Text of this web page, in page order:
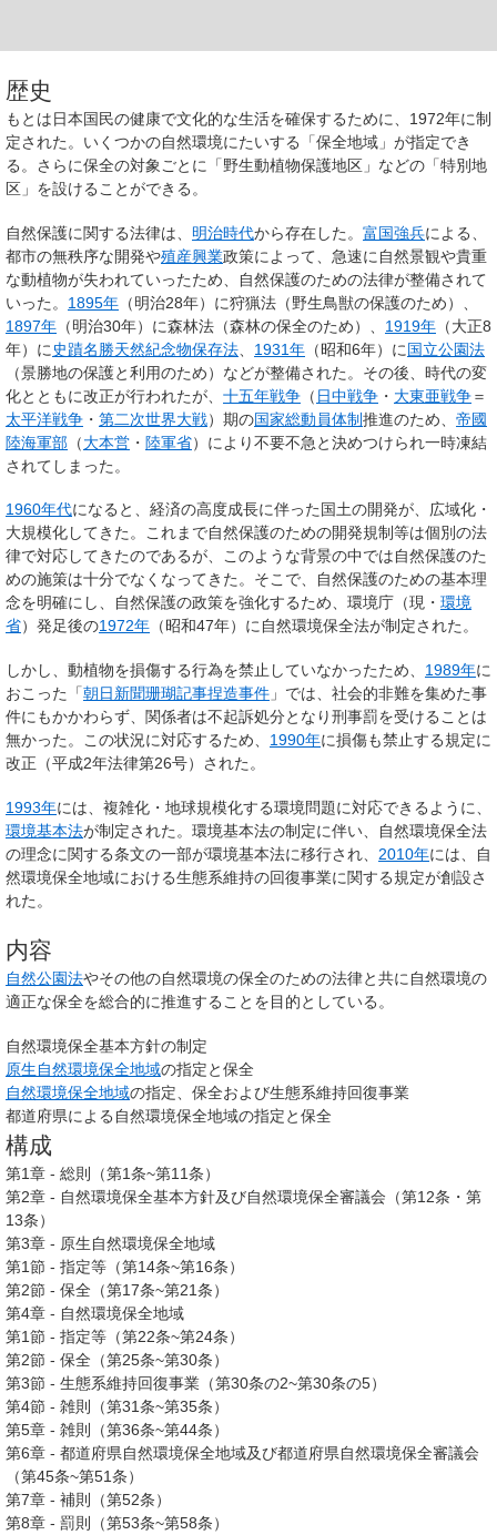
歴史
もとは日本国民の健康で文化的な生活を確保するために、1972年に制
定された。いくつかの自然環境にたいする「保全地域」が指定でき
る。さらに保全の対象ごとに「野生動植物保護地区」などの「特別地
区」を設けることができる。
自然保護に関する法律は、 明治時代から存在した。 富国強兵による、
都市の無秩序な開発や殖産興業政策によって、急速に自然景観や貴重
な動植物が失われていったため、自然保護のための法律が整備されて
いった。 1895年 （明治28年）に狩猟法 （野生鳥獣の保護のため）、
1897年 （明治30年）に森林法 （森林の保全のため）、 1919年 （大正8
年）に 史蹟名勝天然紀念物保存法 1931年 （昭和6年）に国立公園法
（景勝地の保護と利用のため）などが整備された。その後、時代の変
化とともに改正が行われたが、 十五年戦争 （ 日中戦争 ・ 大東亜戦争＝
太平洋戦争 ・ 第二次世界大戦）期の国家総動員体制推進のため、 帝國
陸海軍部 （大本営 ・ 陸軍省）により不要不急と決めつけられ一時凍結
されてしまった。
1960年代になると、経済の高度成長に伴った国土の開発が、広域化・
大規模化してきた。これまで自然保護のための開発規制等は個別の法
律で対応してきたのであるが、このような背景の中では自然保護のた
めの施策は十分でなくなってきた。そこで、自然保護のための基本理
念を明確にし、自然保護の政策を強化するため、環境庁（現・ 環境
省）発足後の1972年 （昭和47年）に自然環境保全法が制定された。
しかし、動植物を損傷する行為を禁止していなかったため、 1989年に
おこった「朝日新聞珊瑚記事捏造事件 」では、社会的非難を集めた事
件にもかかわらず、関係者は不起訴処分となり刑事罰を受けることは
無かった。この状況に対応するため、 1990年に損傷も禁止する規定に
改正（平成2年法律第26号）された。
1993年には、複雑化・地球規模化する環境問題に対応できるように、
環境基本法が制定された。環境基本法の制定に伴い、自然環境保全法
の理念に関する条文の一部が環境基本法に移行され、 2010年には、自
然環境保全地域における生態系維持の回復事業に関する規定が創設さ
れた。
内容
自然公園法やその他の自然環境の保全のための法律と共に自然環境の
適正な保全を総合的に推進することを目的としている。
自然環境保全基本方針の制定
原生自然環境保全地域の指定と保全
自然環境保全地域の指定、保全および生態系維持回復事業
都道府県による自然環境保全地域の指定と保全
構成
第1章 - 総則（第1条~第11条）
第2章 - 自然環境保全基本方針及び自然環境保全審議会（第12条・第
13条）
第3章 - 原生自然環境保全地域
第1節 - 指定等（第14条~第16条）
第2節 - 保全（第17条~第21条）
第4章 - 自然環境保全地域
第1節 - 指定等（第22条~第24条）
第2節 - 保全（第25条~第30条）
第3節 - 生態系維持回復事業（第30条の2~第30条の5）
第4節 - 雑則（第31条~第35条）
第5章 - 雑則（第36条~第44条）
第6章 - 都道府県自然環境保全地域及び都道府県自然環境保全審議会
（第45条~第51条）
第7章 - 補則（第52条）
第8章 - 罰則（第53条~第58条）